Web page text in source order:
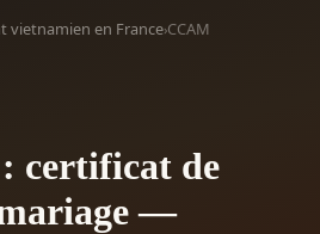
vietnamien en France›CCAM
certificat de
—